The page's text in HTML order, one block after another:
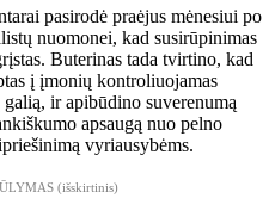
pasirodė praėjus mėnesiui po
nuomonei, kad susirūpinimas
Buterinas tada tvirtino, kad
į įmonių kontroliuojamas
ir apibūdino suverenumą
apsaugą nuo pelno
vyriausybėms.
(išskirtinis)